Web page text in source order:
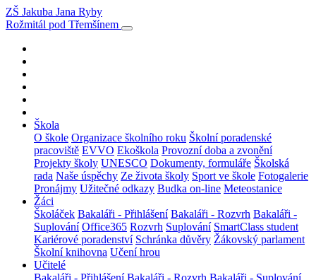
ZŠ Jakuba Jana Ryby
Rožmitál pod Třemšínem
Škola
O škole Organizace školního roku Školní poradenské
pracoviště EVVO Ekoškola Provozní doba a zvonění
Projekty školy UNESCO Dokumenty, formuláře Školská
rada Naše úspěchy Ze života školy Sport ve škole Fotogalerie
Pronájmy Užitečné odkazy Budka on-line Meteostanice
Žáci
Školáček Bakaláři - Přihlášení Bakaláři - Rozvrh Bakaláři -
Suplování Office365 Rozvrh Suplování SmartClass student
Kariérové poradenství Schránka důvěry Žákovský parlament
Školní knihovna Učení hrou
Učitelé
Bakaláři - Přihlášení Bakaláři - Rozvrh Bakaláři - Suplování